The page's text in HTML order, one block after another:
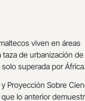
viven en áreas
taza de urbanización de
superada por
Proyección Sobre
lo anterior